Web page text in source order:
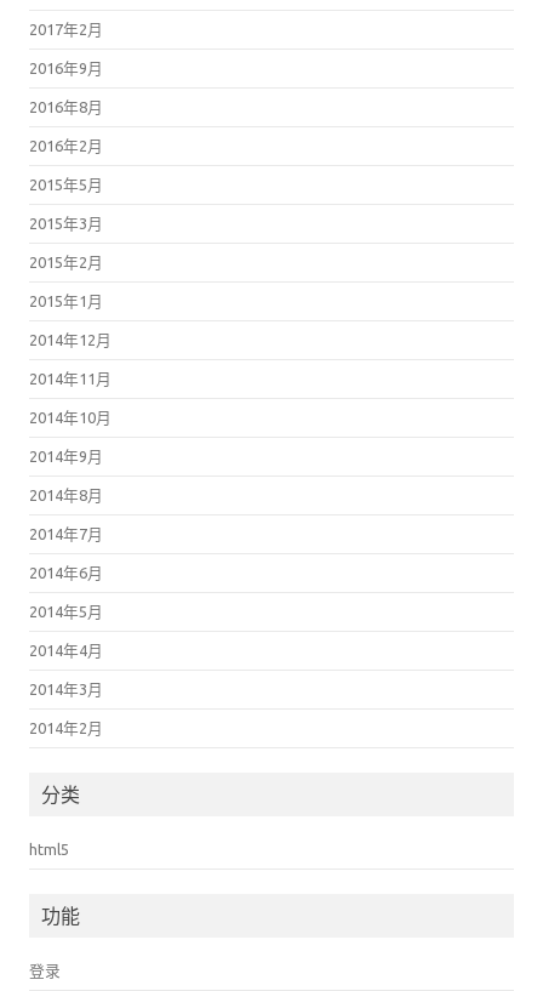
2017年2月
2016年9月
2016年8月
2016年2月
2015年5月
2015年3月
2015年2月
2015年1月
2014年12月
2014年11月
2014年10月
2014年9月
2014年8月
2014年7月
2014年6月
2014年5月
2014年4月
2014年3月
2014年2月
分类
html5
功能
登录